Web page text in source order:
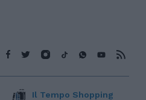
Il Tempo Shopping